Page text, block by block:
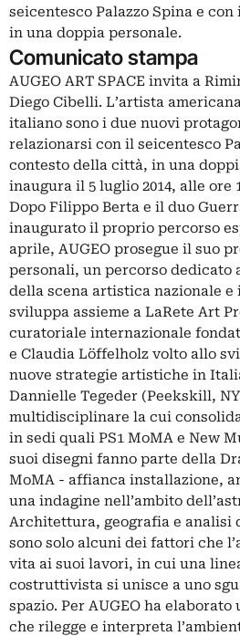
seicentesco Palazzo Spina e
in una doppia personale.
Comunicato stampa
AUGEO ART SPACE invita a
Diego Cibelli. L’artista
italiano sono i due nuovi
relazionarsi con il seicentesco
contesto della città, in una
inaugura il 5 luglio 2014, alle ore
Dopo Filippo Berta e il duo
inaugurato il proprio percorso
aprile, AUGEO prosegue il suo
personali, un percorso dedicato
della scena artistica nazionale
sviluppa assieme a LaRete Art
curatoriale internazionale
e Claudia Löffelholz volto allo
nuove strategie artistiche in
Dannielle Tegeder (Peekskill,
multidisciplinare la cui
in sedi quali PS1 MoMA e New
suoi disegni fanno parte della
MoMA - affianca installazione,
una indagine nell’ambito
Architettura, geografia e analisi
sono solo alcuni dei fattori che
vita ai suoi lavori, in cui una
costruttivista si unisce a uno
spazio. Per AUGEO ha
che rilegge e interpreta